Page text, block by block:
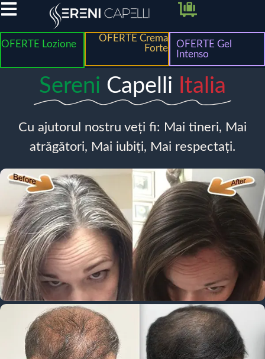
OFERTE Lozione
OFERTE Crema
Forte
OFERTE Gel
Intenso
Sereni Capelli Italia
Cu ajutorul nostru veți fi: Mai tineri, Mai
atrăgători, Mai iubiți, Mai respectați.